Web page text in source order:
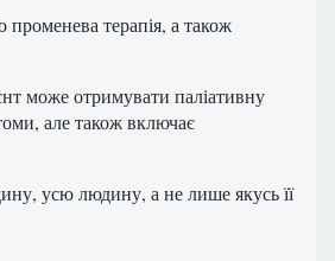
терапія, а також
може отримувати паліативну
але також включає
усю людину, а не лише якусь її